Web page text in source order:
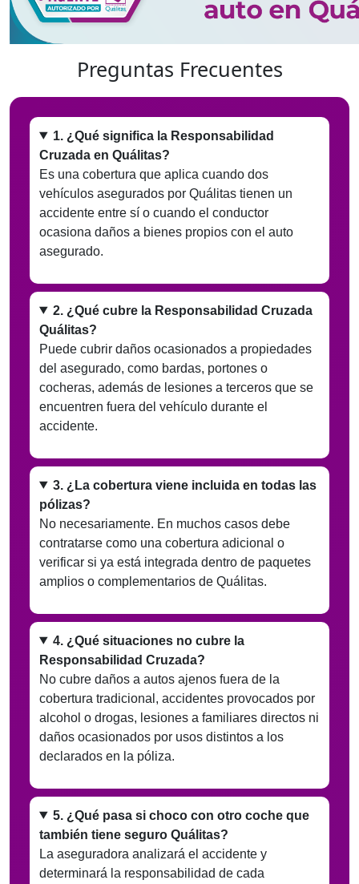
Preguntas Frecuentes
1. ¿Qué significa la Responsabilidad
Cruzada en Quálitas?
Es una cobertura que aplica cuando dos
vehículos asegurados por Quálitas tienen un
accidente entre sí o cuando el conductor
ocasiona daños a bienes propios con el auto
asegurado.
2. ¿Qué cubre la Responsabilidad Cruzada
Quálitas?
Puede cubrir daños ocasionados a propiedades
del asegurado, como bardas, portones o
cocheras, además de lesiones a terceros que se
encuentren fuera del vehículo durante el
accidente.
3. ¿La cobertura viene incluida en todas las
pólizas?
No necesariamente. En muchos casos debe
contratarse como una cobertura adicional o
verificar si ya está integrada dentro de paquetes
amplios o complementarios de Quálitas.
4. ¿Qué situaciones no cubre la
Responsabilidad Cruzada?
No cubre daños a autos ajenos fuera de la
cobertura tradicional, accidentes provocados por
alcohol o drogas, lesiones a familiares directos ni
daños ocasionados por usos distintos a los
declarados en la póliza.
5. ¿Qué pasa si choco con otro coche que
también tiene seguro Quálitas?
La aseguradora analizará el accidente y
determinará la responsabilidad de cada